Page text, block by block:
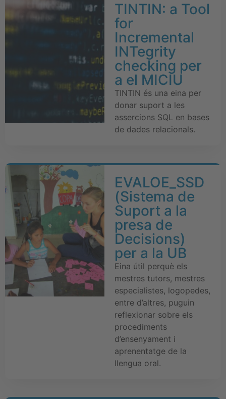
TINTIN: a Tool
for
Incremental
INTegrity
checking per
a el MICIU
TINTIN és una eina per
donar suport a les
assercions SQL en bases
de dades relacionals.
EVALOE_SSD
(Sistema de
Suport a la
presa de
Decisions)
per a la UB
Eina útil perquè els
mestres tutors, mestres
especialistes, logopedes,
entre d’altres, puguin
reflexionar sobre els
procediments
d’ensenyament i
aprenentatge de la
llengua oral.